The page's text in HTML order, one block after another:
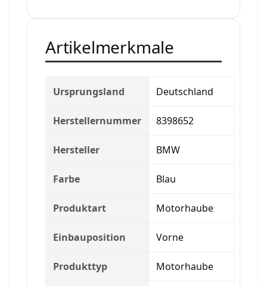
Artikelmerkmale
Ursprungsland Deutschland
Herstellernummer 8398652
Hersteller BMW
Farbe Blau
Produktart Motorhaube
Einbauposition Vorne
Produkttyp Motorhaube